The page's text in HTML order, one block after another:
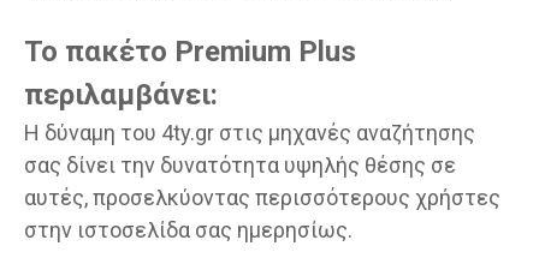
Το πακέτο Premium Plus
περιλαμβάνει:
Η δύναμη του 4ty.gr στις μηχανές αναζήτησης
σας δίνει την δυνατότητα υψηλής θέσης σε
αυτές, προσελκύοντας περισσότερους χρήστες
στην ιστοσελίδα σας ημερησίως.